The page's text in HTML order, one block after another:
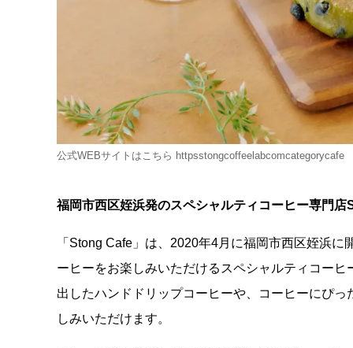
公式WEBサイトはこちら httpsstongcoffeelabcomcategorycafe
福岡市西区姪浜発のスペシャルティコーヒー専門
「Stong Cafe」は、2020年4月に福岡市西区姪浜
ーヒーをお楽しみいただけるスペシャルティコー
出したハンドドリップコーヒーや、コーヒーにぴ
しみいただけます。